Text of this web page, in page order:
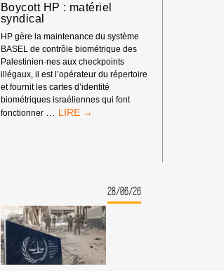
COMPÉTITIONS
!
Boycott HP : matériel
syndical
HP gère la maintenance du système
BASEL de contrôle biométrique des
Palestinien·nes aux checkpoints
illégaux, il est l’opérateur du répertoire
et fournit les cartes d’identité
biométriques israéliennes qui font
fonctionner
BOYCOTT
28/06/26